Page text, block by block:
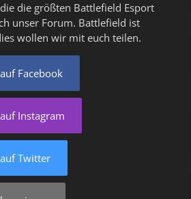
die größten Battlefield Esport
unser Forum. Battlefield ist
wollen wir mit euch teilen.
Facebook
Instagram
Twitter